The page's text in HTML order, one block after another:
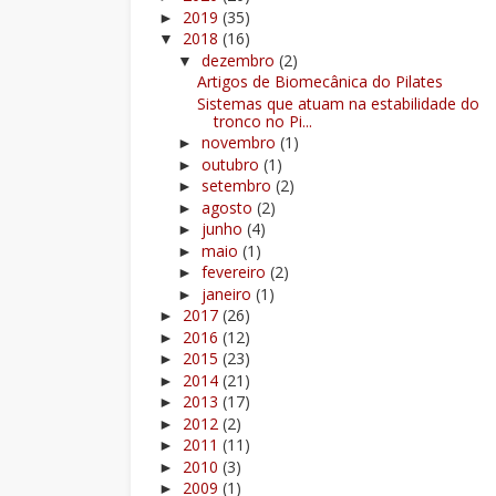
► 2019 (35)
▼ 2018 (16)
▼ dezembro (2)
Artigos de Biomecânica do Pilates
Sistemas que atuam na estabilidade do
tronco no Pi...
► novembro (1)
► outubro (1)
► setembro (2)
► agosto (2)
► junho (4)
► maio (1)
► fevereiro (2)
► janeiro (1)
► 2017 (26)
► 2016 (12)
► 2015 (23)
► 2014 (21)
► 2013 (17)
► 2012 (2)
► 2011 (11)
► 2010 (3)
► 2009 (1)